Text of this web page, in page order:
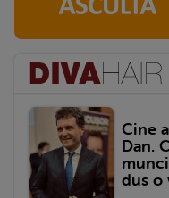
Cine
Dan.
dus o